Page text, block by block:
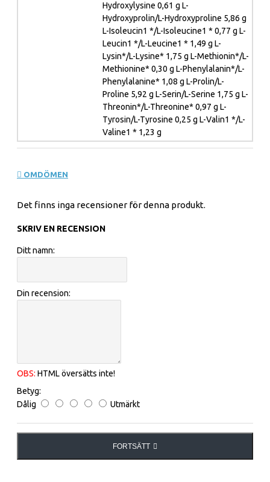
Hydroxylysine 0,61 g L-
Hydroxyprolin/L-Hydroxyproline 5,86 g
L-Isoleucin1 */L-Isoleucine1 * 0,77 g L-
Leucin1 */L-Leucine1 * 1,49 g L-
Lysin*/L-Lysine* 1,75 g L-Methionin*/L-
Methionine* 0,30 g L-Phenylalanin*/L-
Phenylalanine* 1,08 g L-Prolin/L-
Proline 5,92 g L-Serin/L-Serine 1,75 g L-
Threonin*/L-Threonine* 0,97 g L-
Tyrosin/L-Tyrosine 0,25 g L-Valin1 */L-
Valine1 * 1,23 g
OMDÖMEN
Det finns inga recensioner för denna produkt.
SKRIV EN RECENSION
Ditt namn:
Din recension:
OBS: HTML översätts inte!
Betyg:
Dålig
Utmärkt
FORTSÄTT